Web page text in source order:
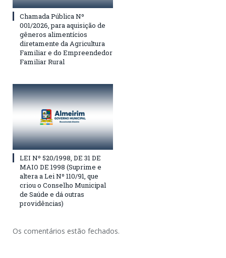
Chamada Pública Nº
001/2026, para aquisição de
gêneros alimentícios
diretamente da Agricultura
Familiar e do Empreendedor
Familiar Rural
LEI Nº 520/1998, DE 31 DE
MAIO DE 1998 (Suprime e
altera a Lei Nº 110/91, que
criou o Conselho Municipal
de Saúde e dá outras
providências)
Os comentários estão fechados.